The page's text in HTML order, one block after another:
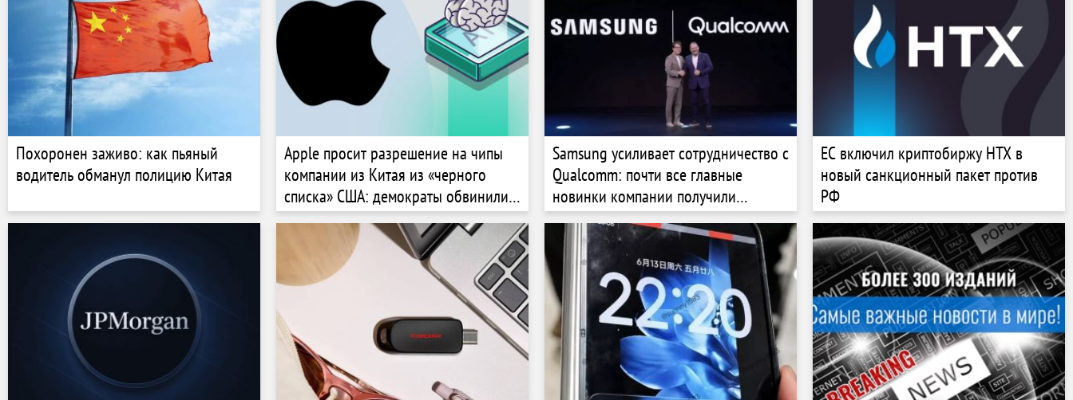
Похоронен заживо: как пьяный
водитель обманул полицию Китая
Apple просит разрешение на чипы
компании из Китая из «черного
списка» США: демократы обвинили
политику Трампа — FT
Samsung усиливает сотрудничество с
Qualcomm: почти все главные
новинки компании получили
процессоры Snapdragon
ЕС включил криптобиржу HTX в
новый санкционный пакет против
РФ